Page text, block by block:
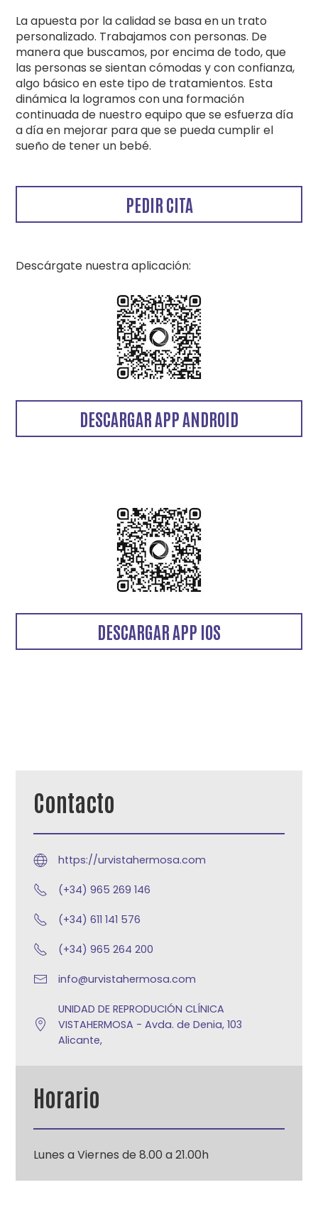
La apuesta por la calidad se basa en un trato
personalizado. Trabajamos con personas. De
manera que buscamos, por encima de todo, que
las personas se sientan cómodas y con confianza,
algo básico en este tipo de tratamientos. Esta
dinámica la logramos con una formación
continuada de nuestro equipo que se esfuerza día
a día en mejorar para que se pueda cumplir el
sueño de tener un bebé.
PEDIR CITA
Descárgate nuestra aplicación:
DESCARGAR APP ANDROID
DESCARGAR APP IOS
Contacto
https://urvistahermosa.com
(+34) 965 269 146
(+34) 611 141 576
(+34) 965 264 200
info@urvistahermosa.com
UNIDAD DE REPRODUCIÓN CLÍNICA
VISTAHERMOSA - Avda. de Denia, 103
Alicante,
Horario
Lunes a Viernes de 8.00 a 21.00h